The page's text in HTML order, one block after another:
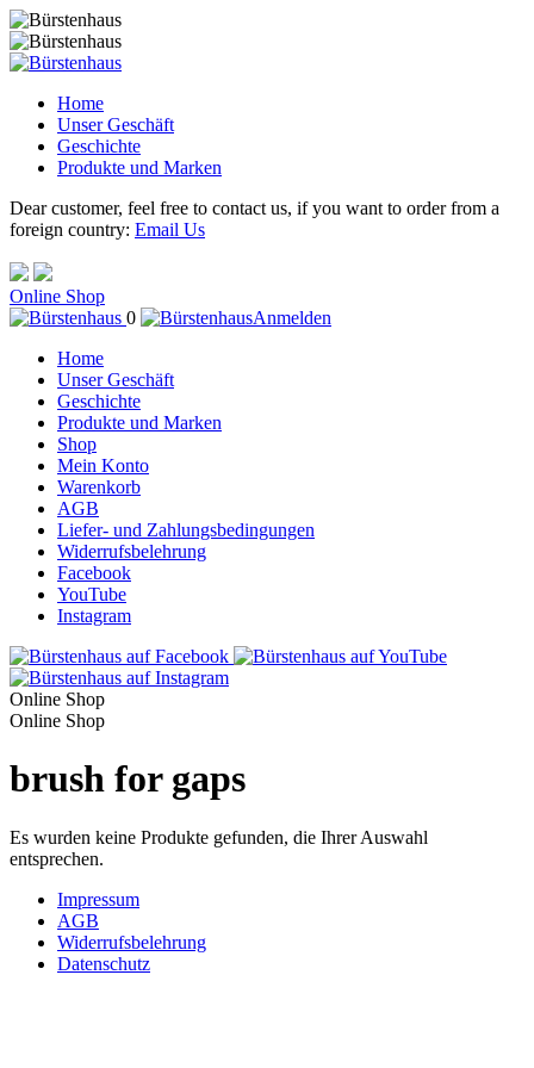
Home
Unser Geschäft
Geschichte
Produkte und Marken
Dear customer, feel free to contact us, if you want to order from a
foreign country: Email Us
Online Shop
0
Anmelden
Home
Unser Geschäft
Geschichte
Produkte und Marken
Shop
Mein Konto
Warenkorb
AGB
Liefer- und Zahlungsbedingungen
Widerrufsbelehrung
Facebook
YouTube
Instagram
Online Shop
Online Shop
brush for gaps
Es wurden keine Produkte gefunden, die Ihrer Auswahl
entsprechen.
Impressum
AGB
Widerrufsbelehrung
Datenschutz